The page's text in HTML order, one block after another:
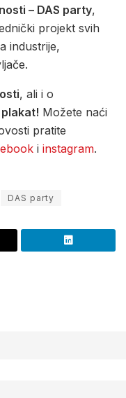
– DAS party,
projekt svih
industrije,
, ali i o
plakat! Možete naći
pratite
i instagram.
DAS party